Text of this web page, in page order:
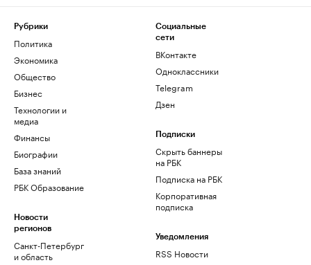
Рубрики
Политика
Экономика
Общество
Бизнес
Технологии и
медиа
Финансы
Биографии
База знаний
РБК Образование
Новости
регионов
Санкт-Петербург
и область
Социальные
сети
ВКонтакте
Одноклассники
Telegram
Дзен
Подписки
Скрыть баннеры
на РБК
Подписка на РБК
Корпоративная
подписка
Уведомления
RSS Новости